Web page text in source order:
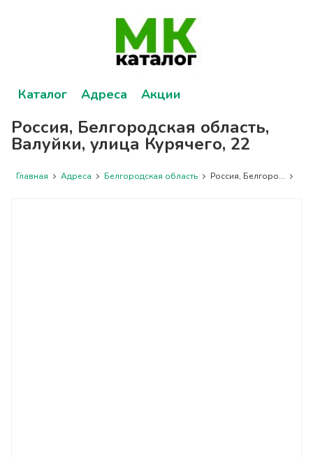
Каталог Адреса Акции
Россия, Белгородская область,
Валуйки, улица Курячего, 22
Главная Адреса Белгородская область Россия, Белгоро...